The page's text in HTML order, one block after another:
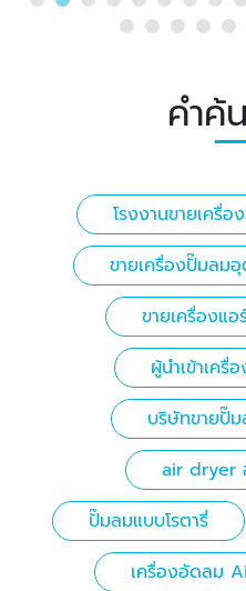
คำค้
โรงงานขายเครื่
ขายเครื่องปั๊มลม
ขายเครื่องแอ
ผู้นำเข้าเครื่
บริษัทขายปั๊
air dryer
ปั๊มลมแบบโรตารี่
เครื่องอัดลม